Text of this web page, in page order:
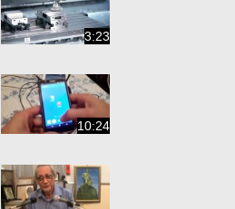
3:23
10:24